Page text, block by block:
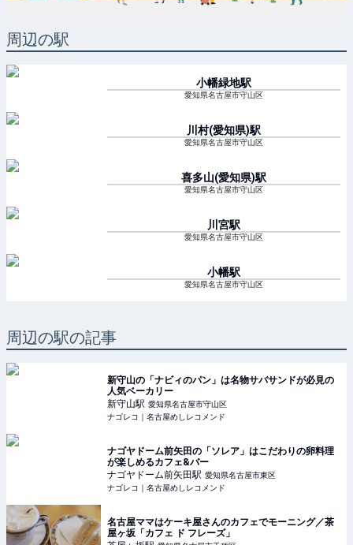
周辺の駅
小幡緑地駅
愛知県名古屋市守山区
川村(愛知県)駅
愛知県名古屋市守山区
喜多山(愛知県)駅
愛知県名古屋市守山区
川宮駅
愛知県名古屋市守山区
小幡駅
愛知県名古屋市守山区
周辺の駅の記事
新守山の「ナビィのパン」は名物サバサンドが必見の
人気ベーカリー
新守山駅 愛知県名古屋市守山区
ナゴレコ｜名古屋めしレコメンド
ナゴヤドーム前矢田の「ソレア」はこだわりの卵料理
が楽しめるカフェ&バー
ナゴヤドーム前矢田駅 愛知県名古屋市東区
ナゴレコ｜名古屋めしレコメンド
名古屋ママはケーキ屋さんのカフェでモーニング／茶
屋ヶ坂「カフェ ド フレーズ」